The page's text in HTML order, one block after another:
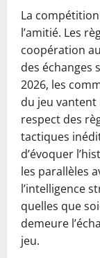
La
l’amitié. Les
coopération
des échanges
2026, les
du jeu vantent
respect des
tactiques
d’évoquer
les parallèles
l’intelligence
quelles que
demeure
jeu.